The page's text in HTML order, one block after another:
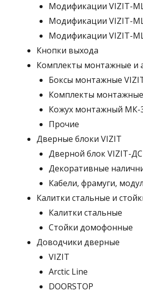
Модификации VIZIT-
Модификации VIZIT-
Модификации VIZIT-
Кнопки выхода
Комплекты монтажные и
Боксы монтажные
Комплекты монтажные
Кожух монтажный МК-
Прочие
Дверные блоки VIZIT
Дверной блок VIZIT-
Декоративные
Кабели, фрамуги,
Калитки стальные и
Калитки стальные
Стойки домофонные
Доводчики дверные
VIZIT
Arctic Line
DOORSTOP